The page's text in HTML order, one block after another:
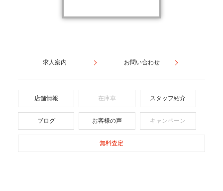
求人案内 お問い合わせ
店舗情報 在庫車 スタッフ紹介
ブログ お客様の声 キャンペーン
無料査定